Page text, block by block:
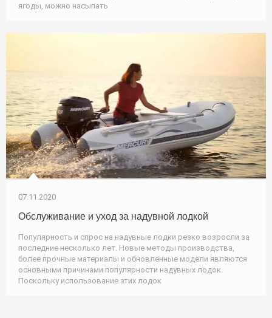
ягоды, можно насыпать
07.11.2020
Обслуживание и уход за надувной лодкой
Популярность и спрос на надувные лодки резко возросли за
последние несколько лет. Новые методы производства,
более прочные материалы и обновленные модели являются
основными причинами популярности надувных лодок.
Поскольку использование этих лодок